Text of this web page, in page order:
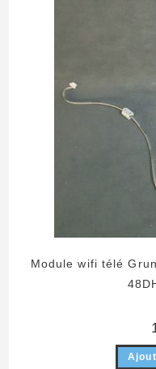
Module wifi télé